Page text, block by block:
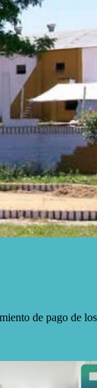
de pago de